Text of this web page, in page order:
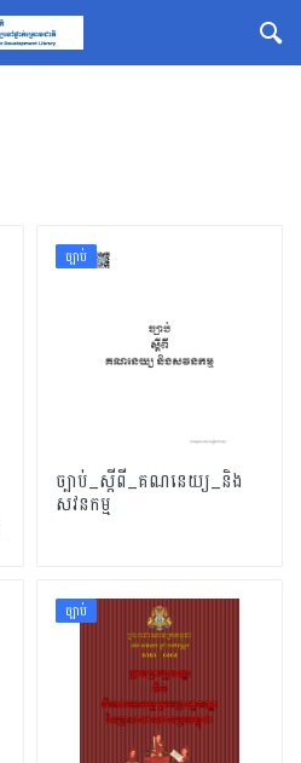
ច្បាប់
ច្បាប់_ស្ដីពី_គណនេយ្យ_និង
សវនកម្ម
ច្បាប់